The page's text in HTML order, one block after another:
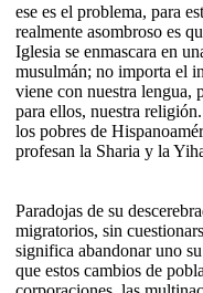
ese es el problema, para
realmente asombroso es
Iglesia se enmascara en
musulmán; no importa el
viene con nuestra lengua,
para ellos, nuestra
los pobres de
profesan la Sharia y la
Paradojas de su
migratorios, sin
significa abandonar uno
que estos cambios de